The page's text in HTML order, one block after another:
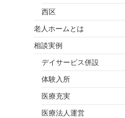
西区
老人ホームとは
相談実例
デイサービス併設
体験入所
医療充実
医療法人運営